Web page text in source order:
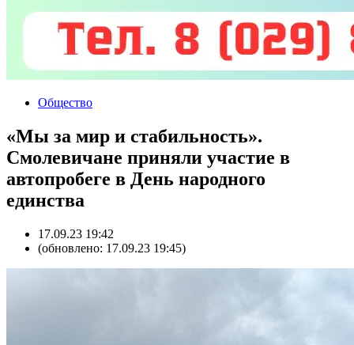
Общество
«Мы за мир и стабильность».
Смолевичане приняли участие в
автопробеге в День народного
единства
17.09.23 19:42
(обновлено: 17.09.23 19:45)